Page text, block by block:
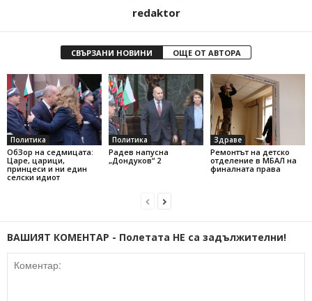
redaktor
СВЪРЗАНИ НОВИНИ ОЩЕ ОТ АВТОРА
Политика
ОбЗор на седмицата:
Царе, царици,
принцеси и ни един
селски идиот
Политика
Радев напусна
„Дондуков“ 2
Здраве
Ремонтът на детско
отделение в МБАЛ на
финалната права
ВАШИЯТ КОМЕНТАР - Полетата НЕ са задължителни!